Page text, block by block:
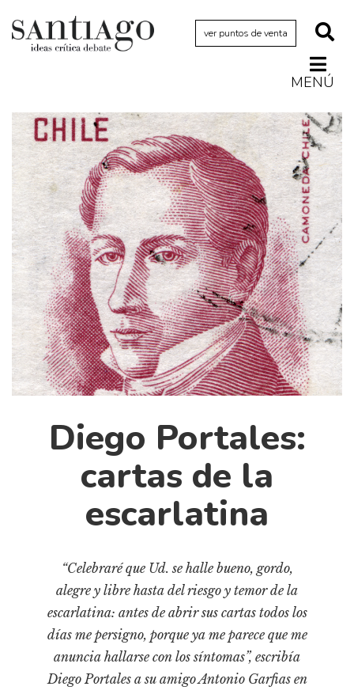
ver puntos de venta
MENÚ
Actualidad
Archivo Cenfoto-UDP
Arquetipos de situación
Artes visuales
Ciencia
Cine y televisión
Ciudad
Cómics
Críticas
Cultura
Diccionario portátil de la literatura chilena
Fragmentos
Historia material de los libros
Libros usados
Literatura
Medioambiente
Narrativas visuales
Diego Portales:
cartas de la
escarlatina
“Celebraré que Ud. se halle bueno, gordo,
alegre y libre hasta del riesgo y temor de la
escarlatina: antes de abrir sus cartas todos los
días me persigno, porque ya me parece que me
anuncia hallarse con los síntomas”, escribía
Diego Portales a su amigo Antonio Garfias en